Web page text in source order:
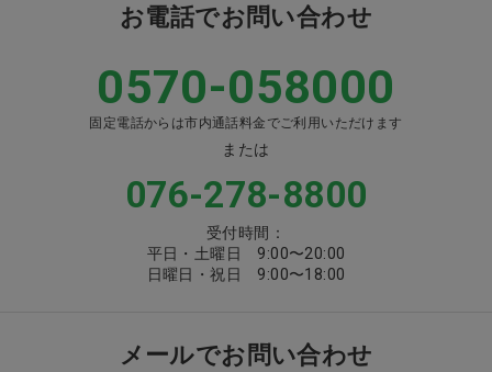
お電話でお問い合わせ
0570-058000
固定電話からは市内通話料金でご利用いただけます
または
076-278-8800
受付時間：
平日・土曜日 9:00〜20:00
日曜日・祝日 9:00〜18:00
メールでお問い合わせ